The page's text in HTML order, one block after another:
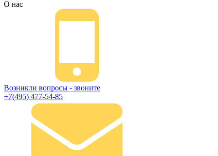
О нас
Возникли вопросы - звоните
+7(495) 477-54-85